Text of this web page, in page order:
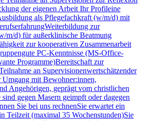
der eigenen Arbeit Ihr Profileine
als Pflegefachkraft (w/m/d) mit
zur
m/d) für außerklinische Beatmung
zur kooperativen Zusammenarbeit
PC-Kenntnisse (MS-Office-
Programme)Bereitschaft zur
an Supervisionenwertschätzender
Umgang mit Bewohner:innen,
Angehörigen, geprägt vom christlichen
gegen Masern geimpft oder dagegen
Sie bei uns rechnenSie erwartet ein
Teilzeit (maximal 35 Wochenstunden)Sie